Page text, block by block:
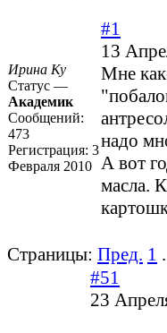
Ирина Ку
Статус —
Академик
Сообщений:
473
Регистрация: 3
Февраля 2010
#1
13
Мне
надо
А вот
масла.
Страницы: Пред. 1
#51
23